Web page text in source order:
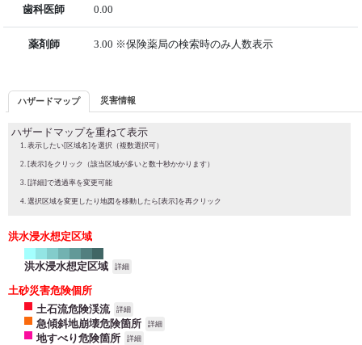
歯科医師 0.00
薬剤師 3.00 ※保険薬局の検索時のみ人数表示
ハザードマップ 災害情報
ハザードマップを重ねて表示
表示したい[区域名]を選択（複数選択可）
[表示]をクリック（該当区域が多いと数十秒かかります）
[詳細]で透過率を変更可能
選択区域を変更したり地図を移動したら[表示]を再クリック
洪水浸水想定区域
洪水浸水想定区域 詳細
土砂災害危険個所
土石流危険渓流
詳細
急傾斜地崩壊危険箇所 詳細
地すべり危険箇所 詳細